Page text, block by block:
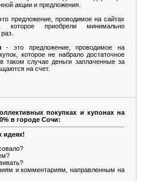
акции и предложения.
предложение, проводимое на сайтах
которое приобрели минимально
- это предложение, проводимое на
которое не набрало достаточное
таком случае деньги заплаченные за
на счет.
покупках и купонах на
в городе Сочи:
идеях!
и комментариям, направленным на